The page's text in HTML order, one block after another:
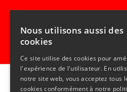
Traduit avec une
Toutes les erreurs dans le
cordialement excusées ;)
+49 (0) 341 65 67 111 5
Nous utilisons aussi des
cookies
Ce site utilise des cookies pour
l'expérience de l'utilisateur. En
notre site web, vous acceptez tous
cookies conformément à notre